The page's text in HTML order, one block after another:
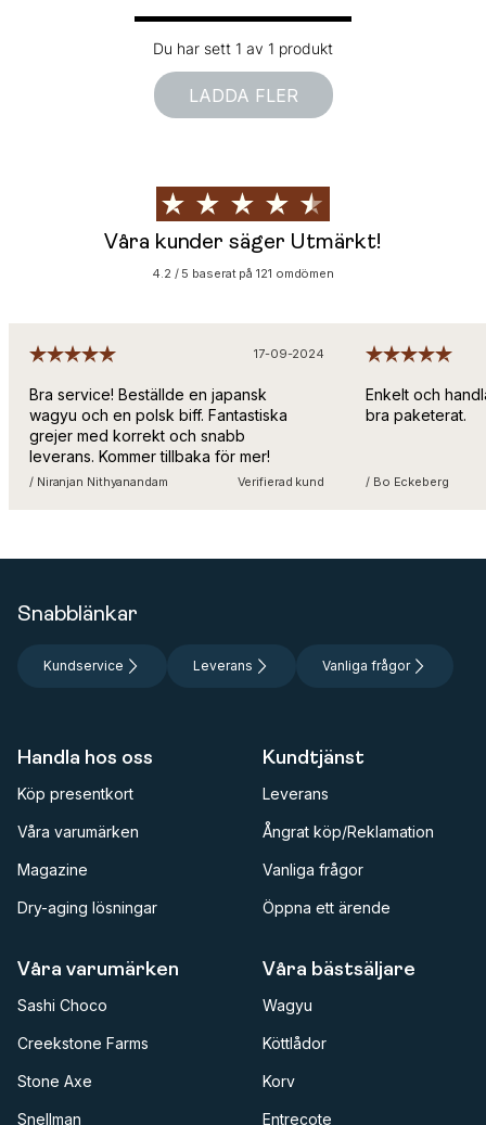
Du har sett 1 av 1 produkt
LADDA FLER
Våra kunder säger Utmärkt!
4.2 / 5 baserat på 121 omdömen
17-09-2024
Bra service! Beställde en japansk
wagyu och en polsk biff. Fantastiska
grejer med korrekt och snabb
leverans. Kommer tillbaka för mer!
/ Niranjan Nithyanandam Verifierad kund
Enkelt och
bra paketerat.
/ Bo Eckeberg
Handla hos oss
Köp presentkort
Våra varumärken
Magazine
Dry-aging lösningar
Kundtjänst
Leverans
Ångrat köp/Reklamation
Vanliga frågor
Öppna ett ärende
Våra varumärken
Sashi Choco
Creekstone Farms
Stone Axe
Snellman
Våra bästsäljare
Wagyu
Köttlådor
Korv
Entrecote
Snabblänkar
Kundservice Leverans Vanliga frågor